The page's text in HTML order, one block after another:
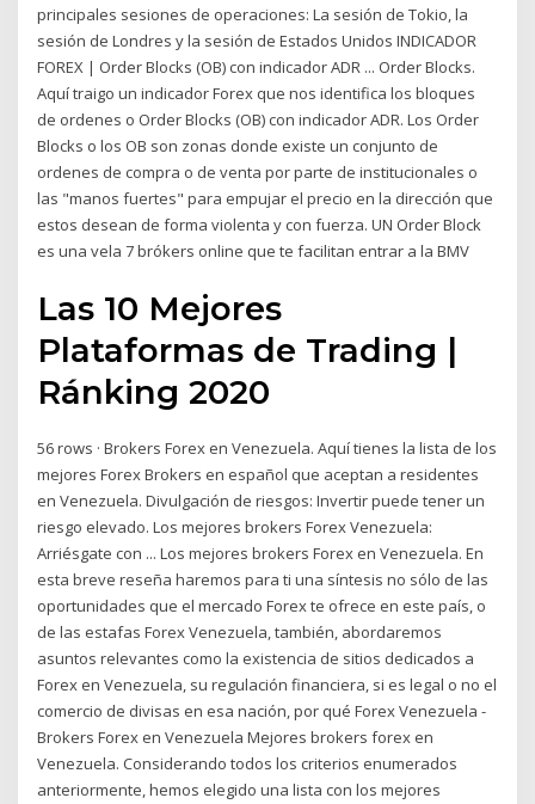
principales sesiones de operaciones: La sesión de Tokio, la
sesión de Londres y la sesión de Estados Unidos INDICADOR
FOREX | Order Blocks (OB) con indicador ADR ... Order Blocks.
Aquí traigo un indicador Forex que nos identifica los bloques
de ordenes o Order Blocks (OB) con indicador ADR. Los Order
Blocks o los OB son zonas donde existe un conjunto de
ordenes de compra o de venta por parte de institucionales o
las "manos fuertes" para empujar el precio en la dirección que
estos desean de forma violenta y con fuerza. UN Order Block
es una vela 7 brókers online que te facilitan entrar a la BMV
Las 10 Mejores
Plataformas de Trading |
Ránking 2020
56 rows · Brokers Forex en Venezuela. Aquí tienes la lista de los
mejores Forex Brokers en español que aceptan a residentes
en Venezuela. Divulgación de riesgos: Invertir puede tener un
riesgo elevado. Los mejores brokers Forex Venezuela:
Arriésgate con ... Los mejores brokers Forex en Venezuela. En
esta breve reseña haremos para ti una síntesis no sólo de las
oportunidades que el mercado Forex te ofrece en este país, o
de las estafas Forex Venezuela, también, abordaremos
asuntos relevantes como la existencia de sitios dedicados a
Forex en Venezuela, su regulación financiera, si es legal o no el
comercio de divisas en esa nación, por qué Forex Venezuela -
Brokers Forex en Venezuela Mejores brokers forex en
Venezuela. Considerando todos los criterios enumerados
anteriormente, hemos elegido una lista con los mejores